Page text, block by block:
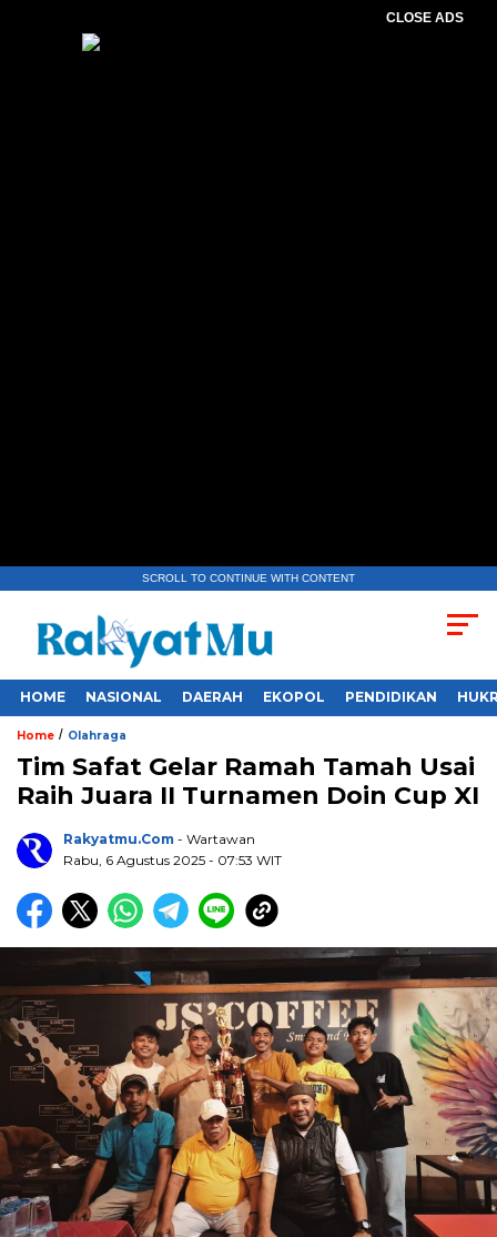
CLOSE ADS
SCROLL TO CONTINUE WITH CONTENT
HOME NASIONAL DAERAH EKOPOL PENDIDIKAN
Home / Olahraga
Tim Safat Gelar Ramah Tamah Usai
Raih Juara II Turnamen Doin Cup XI
Rakyatmu.com - Wartawan
Rabu, 6 Agustus 2025 - 07:53 WIT